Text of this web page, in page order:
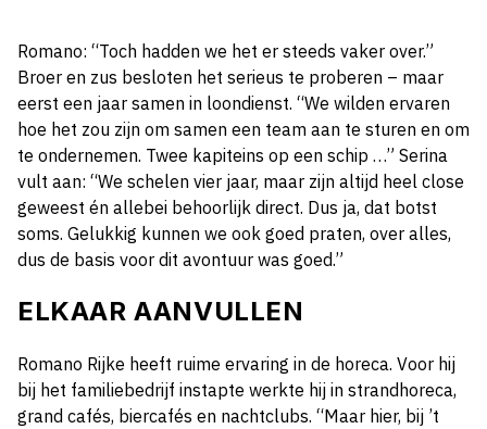
Romano: “Toch hadden we het er steeds vaker over.”
Broer en zus besloten het serieus te proberen – maar
eerst een jaar samen in loondienst. “We wilden ervaren
hoe het zou zijn om samen een team aan te sturen en om
te ondernemen. Twee kapiteins op een schip …” Serina
vult aan: “We schelen vier jaar, maar zijn altijd heel close
geweest én allebei behoorlijk direct. Dus ja, dat botst
soms. Gelukkig kunnen we ook goed praten, over alles,
dus de basis voor dit avontuur was goed.”
ELKAAR AANVULLEN
Romano Rijke heeft ruime ervaring in de horeca. Voor hij
bij het familiebedrijf instapte werkte hij in strandhoreca,
grand cafés, biercafés en nachtclubs. “Maar hier, bij ’t